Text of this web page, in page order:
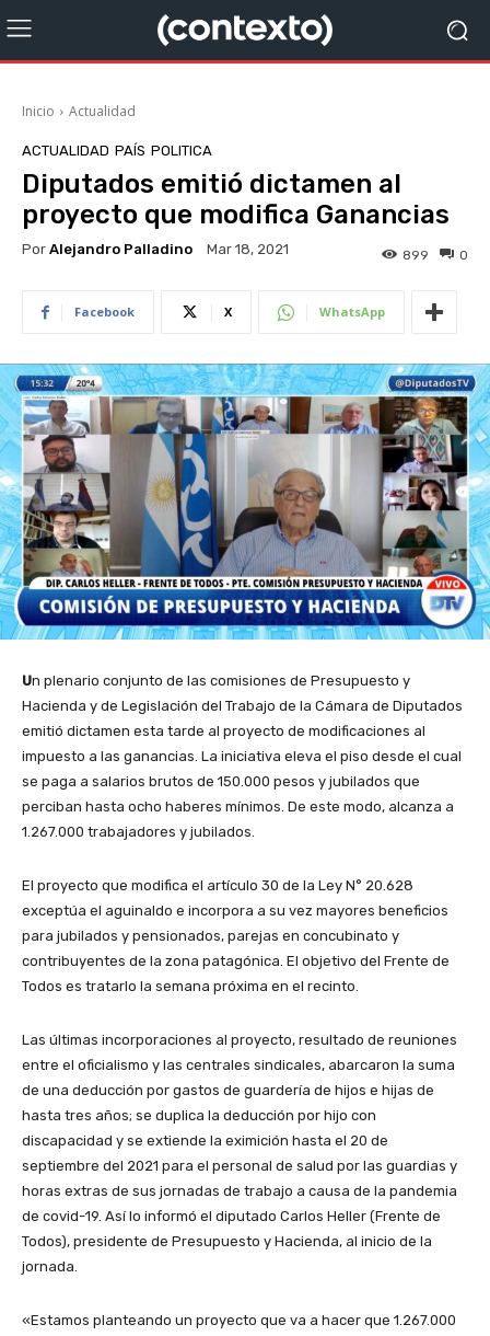
Inicio Actualidad
ACTUALIDAD PAÍS POLITICA
Diputados emitió dictamen al
proyecto que modifica Ganancias
Por Alejandro Palladino Mar 18, 2021 0
899
Facebook X WhatsApp
Un plenario conjunto de las comisiones de Presupuesto y
Hacienda y de Legislación del Trabajo de la Cámara de Diputados
emitió dictamen esta tarde al proyecto de modificaciones al
impuesto a las ganancias. La iniciativa eleva el piso desde el cual
se paga a salarios brutos de 150.000 pesos y jubilados que
perciban hasta ocho haberes mínimos. De este modo, alcanza a
1.267.000 trabajadores y jubilados.
El proyecto que modifica el artículo 30 de la Ley N° 20.628
exceptúa el aguinaldo e incorpora a su vez mayores beneficios
para jubilados y pensionados, parejas en concubinato y
contribuyentes de la zona patagónica. El objetivo del Frente de
Todos es tratarlo la semana próxima en el recinto.
Las últimas incorporaciones al proyecto, resultado de reuniones
entre el oficialismo y las centrales sindicales, abarcaron la suma
de una deducción por gastos de guardería de hijos e hijas de
hasta tres años; se duplica la deducción por hijo con
discapacidad y se extiende la eximición hasta el 20 de
septiembre del 2021 para el personal de salud por las guardias y
horas extras de sus jornadas de trabajo a causa de la pandemia
de covid-19. Así lo informó el diputado Carlos Heller (Frente de
Todos), presidente de Presupuesto y Hacienda, al inicio de la
jornada.
«Estamos planteando un proyecto que va a hacer que 1.267.000